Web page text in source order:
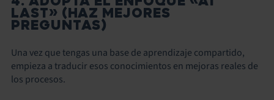
LAST» (HAZ MEJORES
PREGUNTAS)
Una vez que tengas una base de aprendizaje compartido,
empieza a traducir esos conocimientos en mejoras reales de
los procesos.